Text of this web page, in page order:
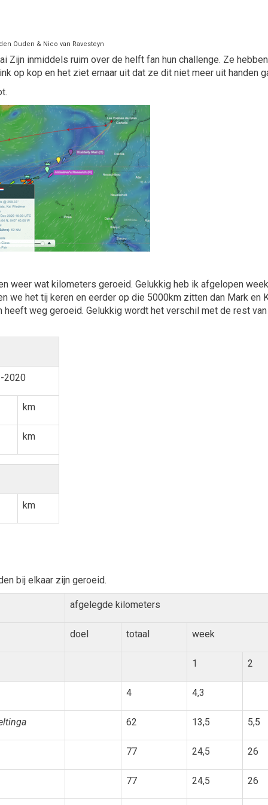
Ouden & Nico van Ravesteyn
Zijn inmiddels ruim over de helft fan hun challenge. Ze
op kop en het ziet ernaar uit dat ze dit niet meer uit handen
weer wat kilometers geroeid. Gelukkig heb ik afgelopen
we het tij keren en eerder op die 5000km zitten dan Mark
weg geroeid. Gelukkig wordt het verschil met de rest
2020
km
km
km
bij elkaar zijn geroeid.
afgelegde kilometers
doel totaal week
1 2
4 4,3
62 13,5 5,5
77 24,5 26
77 24,5 26